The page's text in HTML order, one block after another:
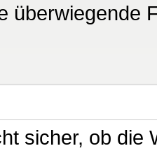
überwiegende
sicher, ob die